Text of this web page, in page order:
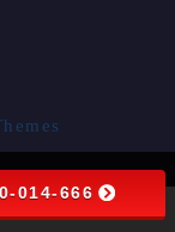
014-666